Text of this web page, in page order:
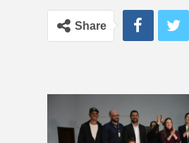
Share